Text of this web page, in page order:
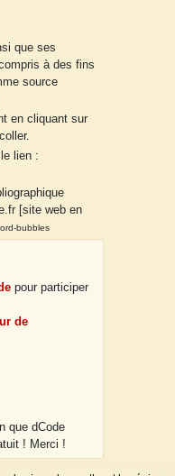
que ses
à des fins
source
en cliquant sur
lien :
[site web en
bubbles
pour participer
de
que dCode
! Merci !